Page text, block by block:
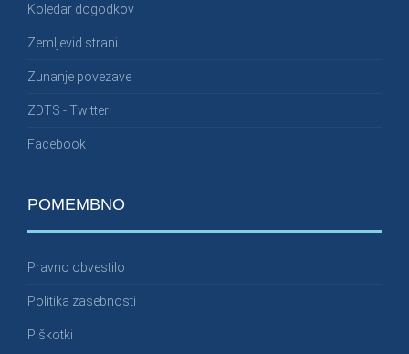
Koledar dogodkov
Zemljevid strani
Zunanje povezave
ZDTS - Twitter
Facebook
POMEMBNO
Pravno obvestilo
Politika zasebnosti
Piškotki